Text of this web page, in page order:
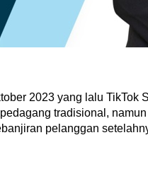
2023 yang lalu TikTok
tradisional,
pelanggan